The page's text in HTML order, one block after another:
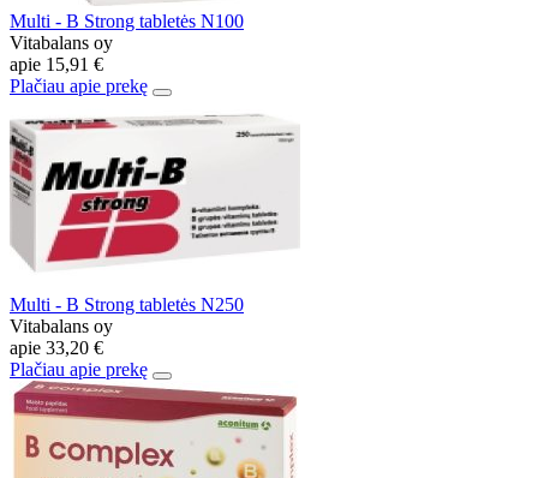
Multi - B Strong tabletės N100
Vitabalans oy
apie 15,91 €
Plačiau apie prekę
Multi - B Strong tabletės N250
Vitabalans oy
apie 33,20 €
Plačiau apie prekę